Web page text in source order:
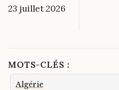
23 juillet 2026
MOTS-CLÉS :
Algérie